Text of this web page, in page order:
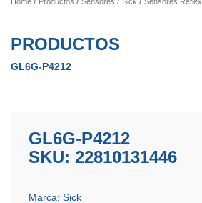
PRODUCTOS
GL6G-P4212
GL6G-P4212
SKU: 22810131446
Marca: Sick